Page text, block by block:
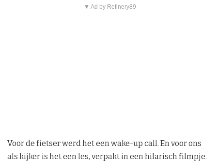
▼ Ad by Refinery89
Voor de fietser werd het een wake-up call. En voor ons
als kijker is het een les, verpakt in een hilarisch filmpje.